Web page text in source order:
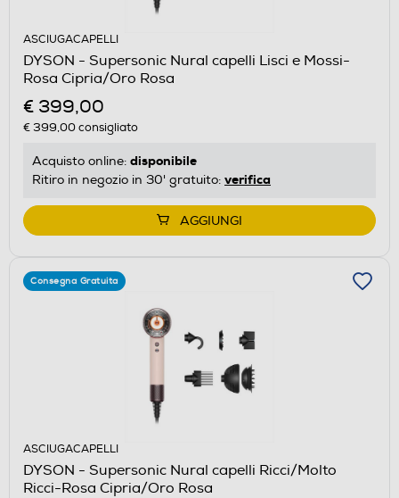
ASCIUGACAPELLI
DYSON - Supersonic Nural capelli Lisci e Mossi-
Rosa Cipria/Oro Rosa
€ 399,00
€ 399,00consigliato
Acquisto online: disponibile
Ritiro in negozio in 30' gratuito: verifica
AGGIUNGI
Consegna Gratuita
ASCIUGACAPELLI
DYSON - Supersonic Nural capelli Ricci/Molto
Ricci-Rosa Cipria/Oro Rosa